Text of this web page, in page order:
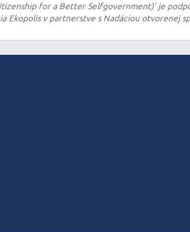
for a Better Selfgovernment)’ je
Ekopolis v partnerstve s Nadáciou otvorenej